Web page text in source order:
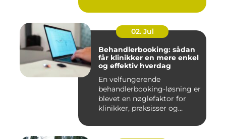
02. Jul
Behandlerbooking: sådan
får klinikker en mere enkel
og effektiv hverdag
En velfungerende
behandlerbooking-løsning er
blevet en nøglefaktor for
klinikker, praksisser og